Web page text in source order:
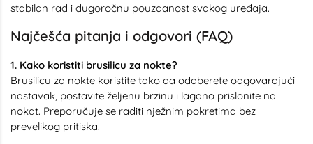
stabilan rad i dugoročnu pouzdanost svakog uređaja.
Najčešća pitanja i odgovori (FAQ)
1. Kako koristiti brusilicu za nokte?
Brusilicu za nokte koristite tako da odaberete odgovarajući
nastavak, postavite željenu brzinu i lagano prislonite na
nokat. Preporučuje se raditi nježnim pokretima bez
prevelikog pritiska.